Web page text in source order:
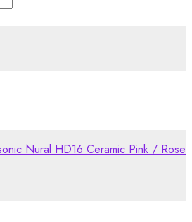
Nural HD16 Ceramic Pink / Rose